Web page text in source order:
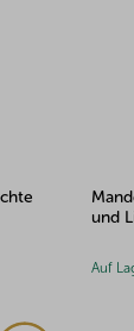
Chili
Auf